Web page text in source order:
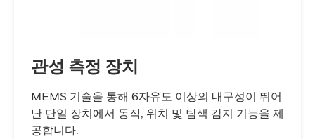
관성 측정 장치
MEMS 기술을 통해 6자유도 이상의 내구성이 뛰어
난 단일 장치에서 동작, 위치 및 탐색 감지 기능을 제
공합니다.